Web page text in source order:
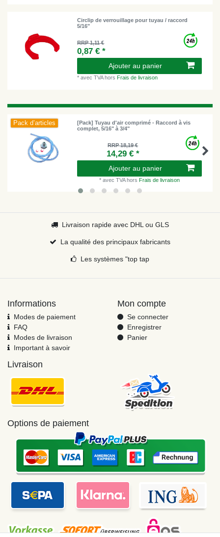
Circlip de verrouillage pour tuyau / raccord
5/16"
RRP 1,11 €
0,87 € *
Ajouter au panier
*avec TVAhorsFrais de livraison
Pack d’articles
[Pack] Tuyau d'air comprimé - Raccord à vis
complet, 5/16" à 3/4"
RRP 18,19 €
14,29 € *
Ajouter au panier
* avec TVAhors Frais de livraison
Livraison rapide avec DHL ou GLS
La qualité des principaux fabricants
Les systèmes "top tap
Informations
Modes de paiement
FAQ
Modes de livraison
Important à savoir
Mon compte
Se connecter
Enregistrer
Panier
Livraison
Options de paiement